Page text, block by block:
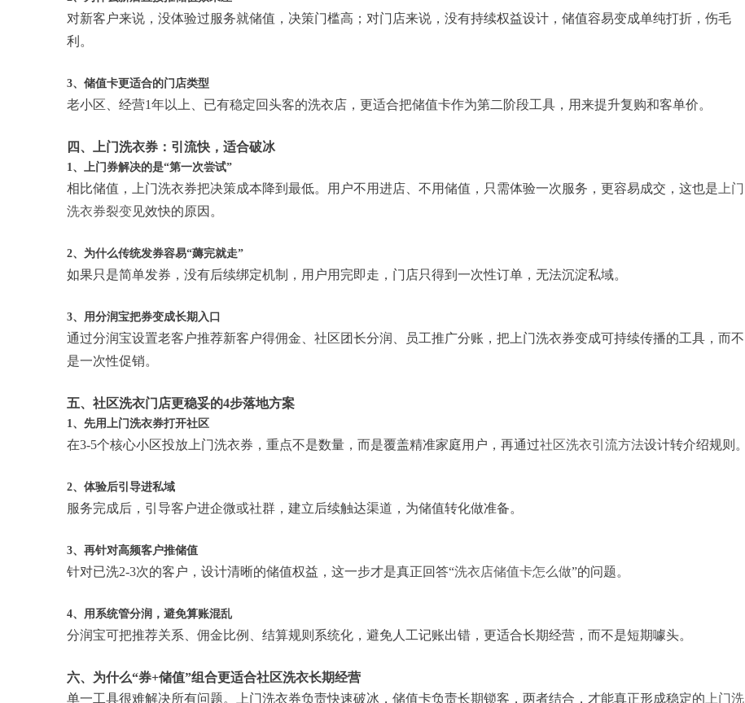
对新客户来说，没体验过服务就储值，决策门槛高；对门店来说，没有持续权益设计，储值容易变成单纯打折，伤毛
利。
3、储值卡更适合的门店类型
老小区、经营1年以上、已有稳定回头客的洗衣店，更适合把储值卡作为第二阶段工具，用来提升复购和客单价。
四、上门洗衣券：引流快，适合破冰
1、上门券解决的是“第一次尝试”
相比储值，上门洗衣券把决策成本降到最低。用户不用进店、不用储值，只需体验一次服务，更容易成交，这也是 上门
洗衣券裂变见效快的原因。
2、为什么传统发券容易“薅完就走”
如果只是简单发券，没有后续绑定机制，用户用完即走，门店只得到一次性订单，无法沉淀私域。
3、用分润宝把券变成长期入口
通过分润宝设置老客户推荐新客户得佣金、社区团长分润、员工推广分账，把上门洗衣券变成可持续传播的工具，而不
是一次性促销。
五、社区洗衣门店更稳妥的4步落地方案
1、先用上门洗衣券打开社区
在3-5个核心小区投放上门洗衣券，重点不是数量，而是覆盖精准家庭用户，再通过社区洗衣引流方法设计转介绍规则。
2、体验后引导进私域
服务完成后，引导客户进企微或社群，建立后续触达渠道，为储值转化做准备。
3、再针对高频客户推储值
针对已洗2-3次的客户，设计清晰的储值权益，这一步才是真正回答“洗衣店储值卡怎么做”的问题。
4、用系统管分润，避免算账混乱
分润宝可把推荐关系、佣金比例、结算规则系统化，避免人工记账出错，更适合长期经营，而不是短期噱头。
六、为什么“券+储值”组合更适合社区洗衣长期经营
单一工具很难解决所有问题。上门洗衣券负责快速破冰，储值卡负责长期锁客，两者结合，才能真正形成稳定的 上门洗